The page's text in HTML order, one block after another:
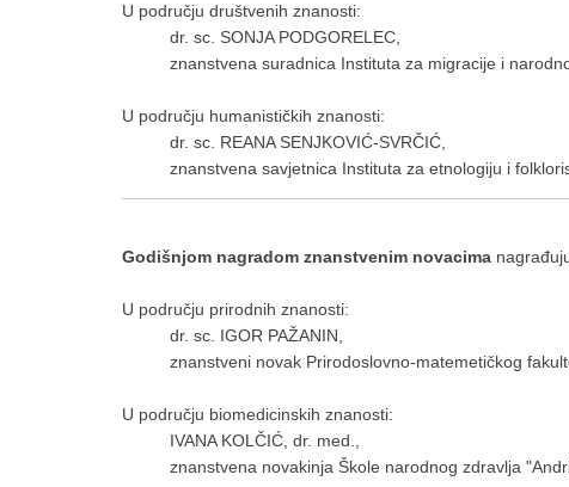
U području društvenih znanosti:
dr. sc. SONJA PODGORELEC,
znanstvena suradnica Instituta za migracije i
U području humanističkih znanosti:
dr. sc. REANA SENJKOVIĆ-SVRČIĆ,
znanstvena savjetnica Instituta za etnologiju i
Godišnjom nagradom znanstvenim novacima
U području prirodnih znanosti:
dr. sc. IGOR PAŽANIN,
znanstveni novak Prirodoslovno-matemetičkog
U području biomedicinskih znanosti:
IVANA KOLČIĆ, dr. med.,
znanstvena novakinja Škole narodnog zdravlja